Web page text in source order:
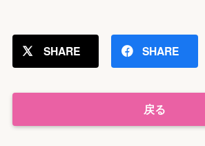
SHARE SHARE
戻る